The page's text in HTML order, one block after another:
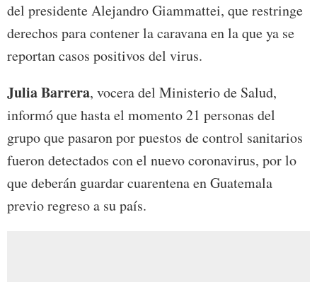
del presidente Alejandro Giammattei, que restringe
derechos para contener la caravana en la que ya se
reportan casos positivos del virus.
Julia Barrera, vocera del Ministerio de Salud,
informó que hasta el momento 21 personas del
grupo que pasaron por puestos de control sanitarios
fueron detectados con el nuevo coronavirus, por lo
que deberán guardar cuarentena en Guatemala
previo regreso a su país.